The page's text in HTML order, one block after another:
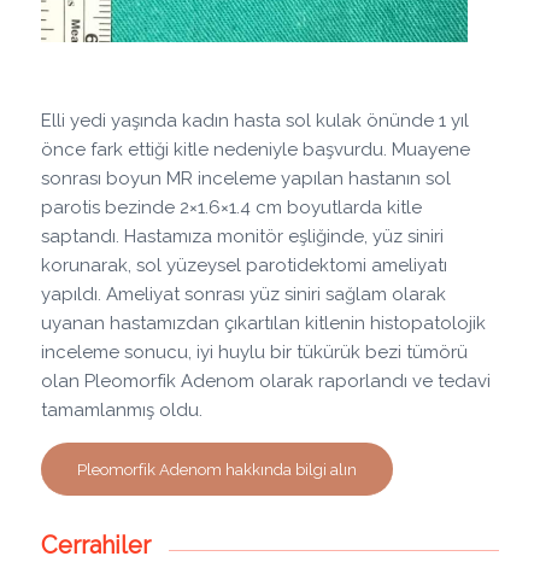
Elli yedi yaşında kadın hasta sol kulak önünde 1 yıl
önce fark ettiği kitle nedeniyle başvurdu. Muayene
sonrası boyun MR inceleme yapılan hastanın sol
parotis bezinde 2×1.6×1.4 cm boyutlarda kitle
saptandı. Hastamıza monitör eşliğinde, yüz siniri
korunarak, sol yüzeysel parotidektomi ameliyatı
yapıldı. Ameliyat sonrası yüz siniri sağlam olarak
uyanan hastamızdan çıkartılan kitlenin histopatolojik
inceleme sonucu, iyi huylu bir tükürük bezi tümörü
olan Pleomorfik Adenom olarak raporlandı ve tedavi
tamamlanmış oldu.
Pleomorfik Adenom hakkında bilgi alın
Cerrahiler